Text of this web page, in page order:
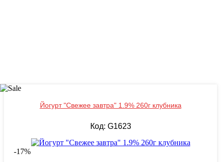
Йогурт "Свежее завтра" 1.9% 260г клубника
Код: G1623
-17%